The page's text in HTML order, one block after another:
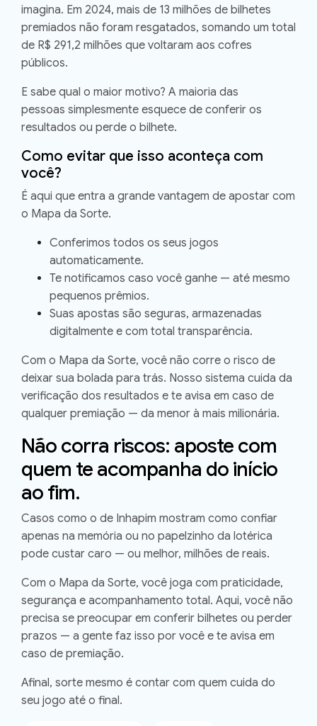
imagina. Em 2024, mais de 13 milhões de bilhetes
premiados não foram resgatados, somando um total
de R$ 291,2 milhões que voltaram aos cofres
públicos.
E sabe qual o maior motivo? A maioria das
pessoas simplesmente esquece de conferir os
resultados ou perde o bilhete.
Como evitar que isso aconteça com
você?
É aqui que entra a grande vantagem de apostar com
o Mapa da Sorte.
Conferimos todos os seus jogos
automaticamente.
Te notificamos caso você ganhe — até mesmo
pequenos prêmios.
Suas apostas são seguras, armazenadas
digitalmente e com total transparência.
Com o Mapa da Sorte, você não corre o risco de
deixar sua bolada para trás. Nosso sistema cuida da
verificação dos resultados e te avisa em caso de
qualquer premiação — da menor à mais milionária.
Não corra riscos: aposte com
quem te acompanha do início
ao fim.
Casos como o de Inhapim mostram como confiar
apenas na memória ou no papelzinho da lotérica
pode custar caro — ou melhor, milhões de reais.
Com o Mapa da Sorte, você joga com praticidade,
segurança e acompanhamento total. Aqui, você não
precisa se preocupar em conferir bilhetes ou perder
prazos — a gente faz isso por você e te avisa em
caso de premiação.
Afinal, sorte mesmo é contar com quem cuida do
seu jogo até o final.